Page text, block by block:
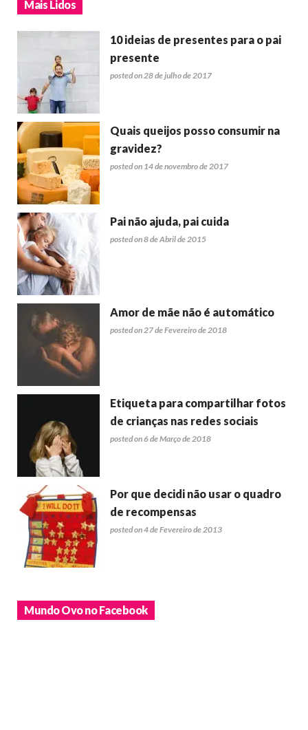
Mais Lidos
10 ideias de presentes para o pai
presente
posted on 28 de julho de 2017
Quais queijos posso consumir na
gravidez?
posted on 14 de novembro de 2017
Pai não ajuda, pai cuida
posted on 8 de Abril de 2015
Amor de mãe não é automático
posted on 27 de Fevereiro de 2018
Etiqueta para compartilhar fotos
de crianças nas redes sociais
posted on 6 de Março de 2018
Por que decidi não usar o quadro
de recompensas
posted on 4 de Fevereiro de 2013
Mundo Ovo no Facebook